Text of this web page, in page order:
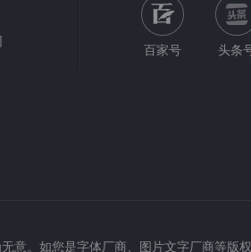
百家号 头条
意。如您是字体厂商、图片文字厂商等版